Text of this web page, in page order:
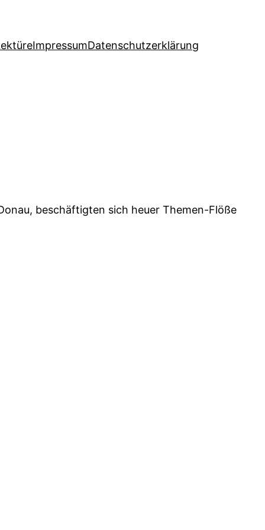
ImpressumDatenschutzerklärung
beschäftigten sich heuer Themen-Flöße